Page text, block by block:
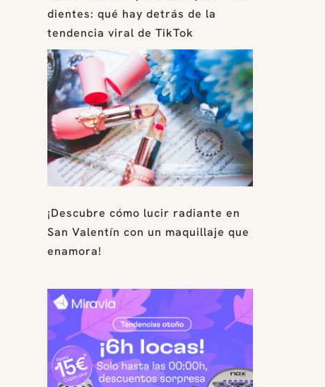
dientes: qué hay detrás de la
tendencia viral de TikTok
¡Descubre cómo lucir radiante en
San Valentín con un maquillaje que
enamora!